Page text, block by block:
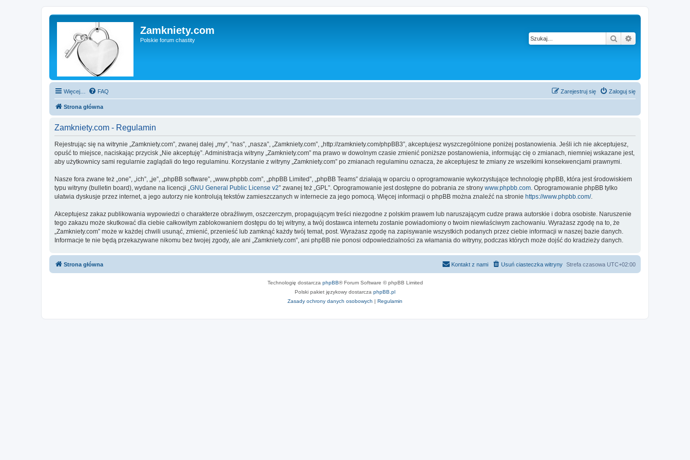
Zamkniety.com
Polskie forum chastity Szukaj
Więcej… FAQ Zaloguj się
Zarejestruj się
Strona główna
Zamkniety.com - Regulamin
Rejestrując się na witrynie „Zamkniety.com”, zwanej dalej „my”, ”nas”, „nasza”, „Zamkniety.com”, „http://zamkniety.com/phpBB3”, akceptujesz wyszczególnione poniżej postanowienia. Jeśli ich nie akceptujesz,
opuść to miejsce, naciskając przycisk „Nie akceptuję”. Administracja witryny „Zamkniety.com” ma prawo w dowolnym czasie zmienić poniższe postanowienia, informując cię o zmianach, niemniej wskazane jest,
aby użytkownicy sami regularnie zaglądali do tego regulaminu. Korzystanie z witryny „Zamkniety.com” po zmianach regulaminu oznacza, że akceptujesz te zmiany ze wszelkimi konsekwencjami prawnymi.
Nasze fora zwane też „one”, „ich”, „je”, „phpBB software”, „www.phpbb.com”, „phpBB Limited”, „phpBB Teams” działają w oparciu o oprogramowanie wykorzystujące technologię phpBB, która jest środowiskiem
typu witryny (bulletin board), wydane na licencji „GNU General Public License v2” zwanej też „GPL”. Oprogramowanie jest dostępne do pobrania ze strony www.phpbb.com. Oprogramowanie phpBB tylko
ułatwia dyskusje przez internet, a jego autorzy nie kontrolują tekstów zamieszczanych w internecie za jego pomocą. Więcej informacji o phpBB można znaleźć na stronie https://www.phpbb.com/.
Akceptujesz zakaz publikowania wypowiedzi o charakterze obraźliwym, oszczerczym, propagującym treści niezgodne z polskim prawem lub naruszającym cudze prawa autorskie i dobra osobiste. Naruszenie
tego zakazu może skutkować dla ciebie całkowitym zablokowaniem dostępu do tej witryny, a twój dostawca internetu zostanie powiadomiony o twoim niewłaściwym zachowaniu. Wyrażasz zgodę na to, że
„Zamkniety.com” może w każdej chwili usunąć, zmienić, przenieść lub zamknąć każdy twój temat, post. Wyrażasz zgodę na zapisywanie wszystkich podanych przez ciebie informacji w naszej bazie danych.
Informacje te nie będą przekazywane nikomu bez twojej zgody, ale ani „Zamkniety.com”, ani phpBB nie ponosi odpowiedzialności za włamania do witryny, podczas których może dojść do kradzieży danych.
Strona główna Strefa czasowa UTC+02:00
Usuń ciasteczka witryny
Kontakt z nami
Technologię dostarcza phpBB® Forum Software © phpBB Limited
Polski pakiet językowy dostarcza phpBB.pl
Zasady ochrony danych osobowych | Regulamin